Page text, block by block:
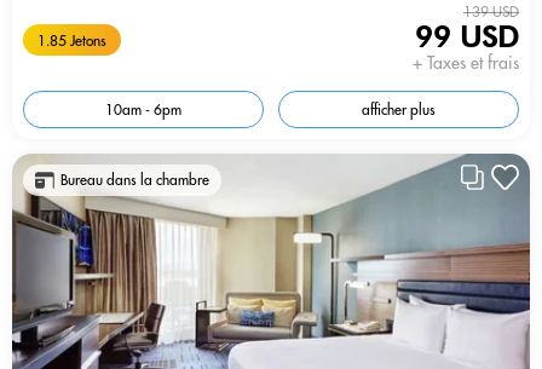
1.85 Jetons
139 USD
99 USD
+ Taxes et frais
10am - 6pm afficher plus
Bureau dans la chambre